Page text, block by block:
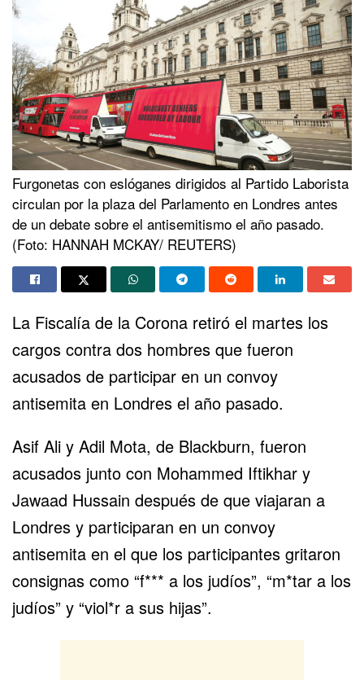
Furgonetas con eslóganes dirigidos al Partido Laborista
circulan por la plaza del Parlamento en Londres antes
de un debate sobre el antisemitismo el año pasado.
(Foto: HANNAH MCKAY/ REUTERS)
La Fiscalía de la Corona retiró el martes los
cargos contra dos hombres que fueron
acusados de participar en un convoy
antisemita en Londres el año pasado.
Asif Ali y Adil Mota, de Blackburn, fueron
acusados junto con Mohammed Iftikhar y
Jawaad Hussain después de que viajaran a
Londres y participaran en un convoy
antisemita en el que los participantes gritaron
consignas como “f*** a los judíos”, “m*tar a los
judíos” y “viol*r a sus hijas”.